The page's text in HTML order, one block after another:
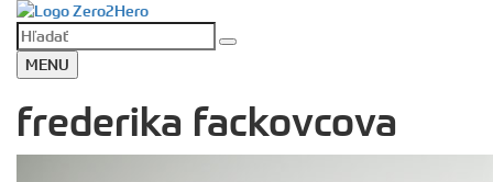
MENU
frederika fackovcova